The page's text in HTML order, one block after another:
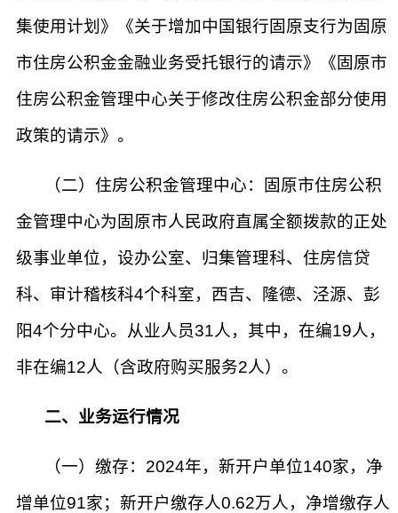
集使用计划》《关于增加中国银行固原支行为固原
市住房公积金金融业务受托银行的请示》《固原市
住房公积金管理中心关于修改住房公积金部分使用
政策的请示》。
（二）住房公积金管理中心：固原市住房公积
金管理中心为固原市人民政府直属全额拨款的正处
级事业单位，设办公室、归集管理科、住房信贷
科、审计稽核科4个科室，西吉、隆德、泾源、彭
阳4个分中心。从业人员31人，其中，在编19人，
非在编12人（含政府购买服务2人）。
二、业务运行情况
（一）缴存：2024年，新开户单位140家，净
增单位91家；新开户缴存人0.62万人，净增缴存人